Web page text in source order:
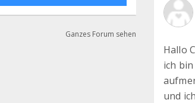
Ganzes Forum sehen
Hallo
ich
und